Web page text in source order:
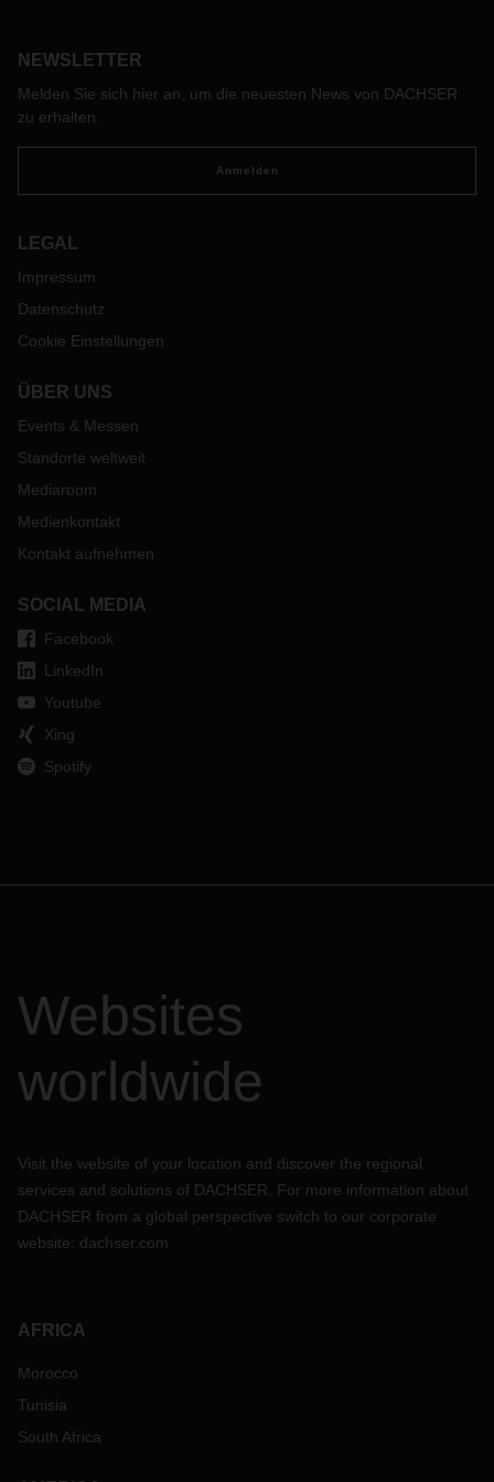
NEWSLETTER
Melden Sie sich hier an, um die neuesten News von DACHSER
zu erhalten.
Anmelden
LEGAL
Impressum
Datenschutz
Cookie Einstellungen
ÜBER UNS
Events & Messen
Standorte weltweit
Mediaroom
Medienkontakt
Kontakt aufnehmen
SOCIAL MEDIA
Facebook
LinkedIn
Youtube
Xing
Spotify
Websites
worldwide
Visit the website of your location and discover the regional
services and solutions of DACHSER. For more information about
DACHSER from a global perspective switch to our corporate
website: dachser.com
AFRICA
Morocco
Tunisia
South Africa